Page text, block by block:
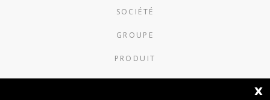
SOCIÉTÉ
GROUPE
PRODUIT
NOUVELLES x